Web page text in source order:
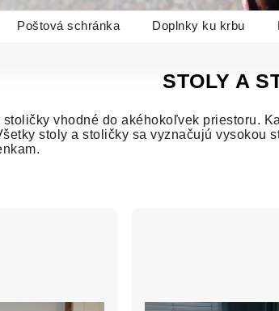
Poštová schránka Doplnky ku krbu
STOLY A
stoličky vhodné do akéhokoľvek priestoru.
stoly a stoličky sa vyznačujú